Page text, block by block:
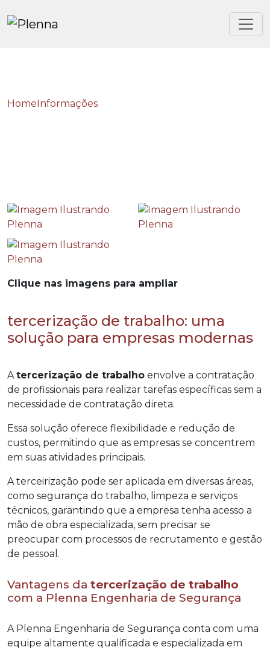
HomeInformações
Clique nas imagens para ampliar
tercerização de trabalho: uma
solução para empresas modernas
Atercerização de trabalho envolve a contratação
de profissionais para realizar tarefas específicas sem a
necessidade de contratação direta.
Essa solução oferece flexibilidade e redução de
custos, permitindo que as empresas se concentrem
em suas atividades principais.
A terceirização pode ser aplicada em diversas áreas,
como segurança do trabalho, limpeza e serviços
técnicos, garantindo que a empresa tenha acesso a
mão de obra especializada, sem precisar se
preocupar com processos de recrutamento e gestão
de pessoal.
Vantagens da tercerização de trabalho
com a Plenna Engenharia de Segurança
A Plenna Engenharia de Segurança conta com uma
equipe altamente qualificada e especializada em